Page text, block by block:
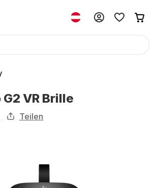
VR Brille
Teilen